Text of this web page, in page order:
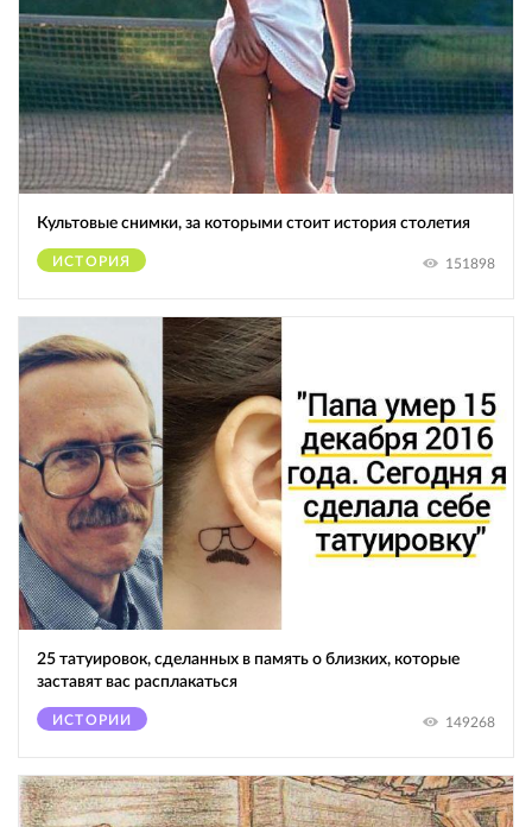
Культовые снимки, за которыми стоит история столетия
ИСТОРИЯ 151898
25 татуировок, сделанных в память о близких, которые
заставят вас расплакаться
ИСТОРИИ 149268